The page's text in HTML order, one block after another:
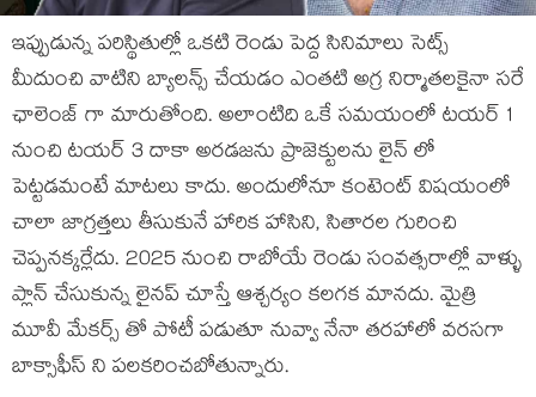
ఇప్పుడున్న పరిస్థితుల్లో ఒకటి రెండు పెద్ద సినిమాలు సెట్స్
మీదుంచి వాటిని బ్యాలన్స్ చేయడం ఎంతటి అగ్ర నిర్మాతలకైనా సరే
ఛాలెంజ్ గా మారుతోంది. అలాంటిది ఒకే సమయంలో టయర్ 1
నుంచి టయర్ 3 దాకా అరడజను ప్రాజెక్టులను లైన్ లో
పెట్టడమంటే మాటలు కాదు. అందులోనూ కంటెంట్ విషయంలో
చాలా జాగ్రత్తలు తీసుకునే హారిక హాసిని, సితారల గురించి
చెప్పనక్కర్లేదు. 2025 నుంచి రాబోయే రెండు సంవత్సరాల్లో వాళ్ళు
ప్లాన్ చేసుకున్న లైనప్ చూస్తే ఆశ్చర్యం కలగక మానదు. మైత్రి
మూవీ మేకర్స్ తో పోటీ పడుతూ నువ్వా నేనా తరహాలో వరసగా
బాక్సాఫీస్ ని పలకరించబోతున్నారు.